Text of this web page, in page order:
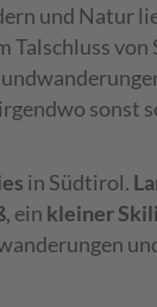
und Natur
Talschluss von
sonst
in Südtirol.
, ein kleiner